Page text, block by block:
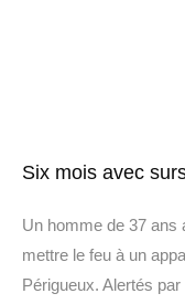
Six mois avec
Un homme de 37 ans
mettre le feu à un
Périgueux. Alertés par